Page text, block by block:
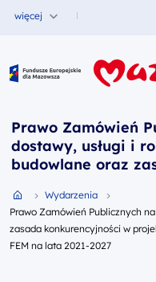
więcej
Fundusze Europejskie dla
Prawo Zamówień
dostawy, usługi i
budowlane oraz
unijnych
FEM na lata 2021-
Przejdź do strony głównej
Wydarzenia
Prawo Zamówień Publicznych
zasada konkurencyjności w
FEM na lata 2021-2027